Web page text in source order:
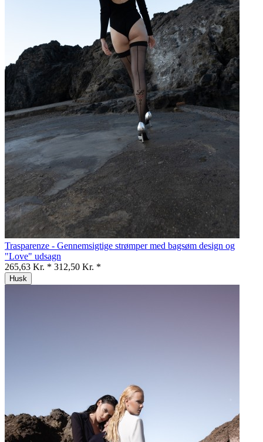
Trasparenze - Gennemsigtige strømper med bagsøm design og
"Love" udsagn
265,63 Kr. * 312,50 Kr. *
Husk